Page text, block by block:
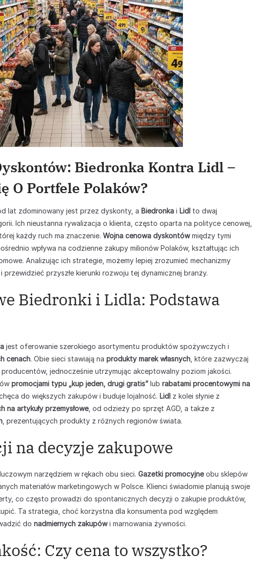
Biedronka Kontra Lidl –
O Portfele Polaków?
lat zdominowany jest przez dyskonty, a Biedronka i Lidl to dwaj
Ich nieustanna rywalizacja o klienta, często oparta na polityce cenowej,
każdy ruch ma znaczenie. Wojna cenowa dyskontówmiędzy tymi
wpływa na codzienne zakupy milionów Polaków, kształtując ich
Analizując ich strategie, możemy lepiej zrozumieć mechanizmy
przewidzieć przyszłe kierunki rozwoju tej dynamicznej branży.
Biedronki i Lidla: Podstawa
jest oferowanie szerokiego asortymentu produktów spożywczych i
cenach. Obie sieci stawiają na produkty marek własnych , które zazwyczaj
jednocześnie utrzymując akceptowalny poziom jakości.
promocjami typu „kup jeden, drugi gratis” lub rabatami procentowymi na
do większych zakupów i buduje lojalność. Lidl z kolei słynie z
artykuły przemysłowe, od odzieży po sprzęt AGD, a także z
, prezentujących produkty z różnych regionów świata.
na decyzje zakupowe
narzędziem w rękach obu sieci. Gazetki promocyjneobu sklepów
materiałów marketingowych w Polsce. Klienci świadomie planują swoje
co często prowadzi do spontanicznych decyzji o zakupie produktów,
Ta strategia, choć korzystna dla konsumenta pod względem
do nadmiernych zakupówi marnowania żywności.
Czy cena to wszystko?